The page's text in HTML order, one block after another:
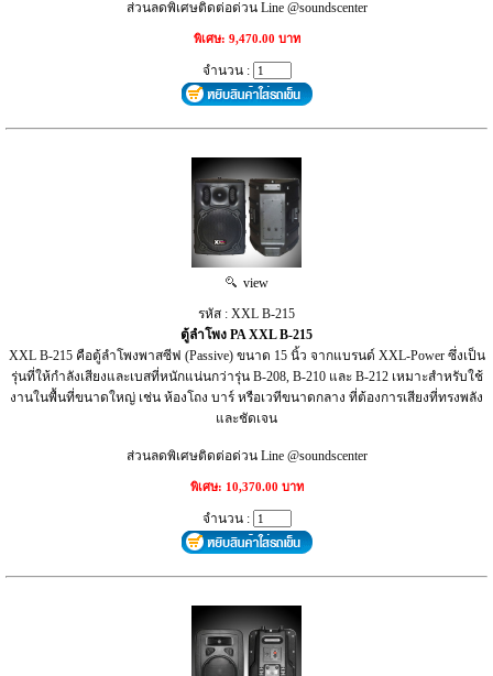
ส่วนลดพิเศษติดต่อด่วน Line @soundscenter
พิเศษ: 9,470.00 บาท
จำนวน :
view
รหัส : XXL B-215
ตู้ลำโพง PA XXL B-215
XXL B-215 คือตู้ลำโพงพาสซีฟ (Passive) ขนาด 15 นิ้ว จากแบรนด์ XXL-Power ซึ่งเป็น
รุ่นที่ให้กำลังเสียงและเบสที่หนักแน่นกว่ารุ่น B-208, B-210 และ B-212 เหมาะสำหรับใช้
งานในพื้นที่ขนาดใหญ่ เช่น ห้องโถง บาร์ หรือเวทีขนาดกลาง ที่ต้องการเสียงที่ทรงพลัง
และชัดเจน
ส่วนลดพิเศษติดต่อด่วน Line @soundscenter
พิเศษ: 10,370.00 บาท
จำนวน :